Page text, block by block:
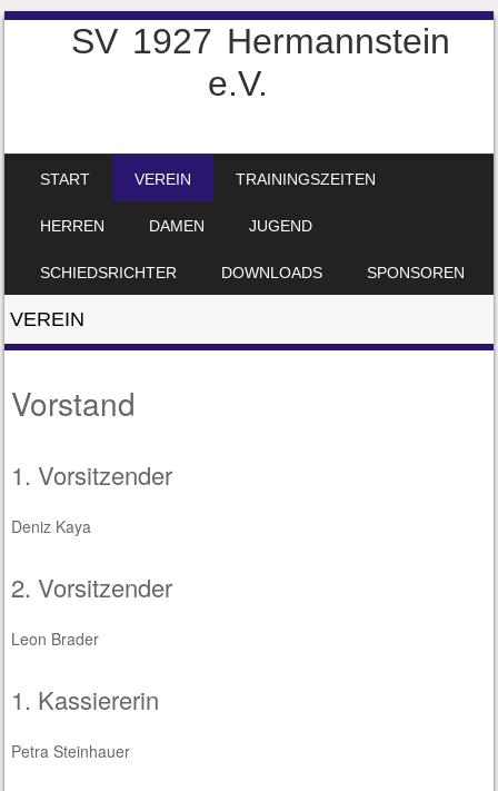
SV 1927 Hermannstein
e.V.
START VEREIN TRAININGSZEITEN
HERREN DAMEN JUGEND
SCHIEDSRICHTER DOWNLOADS SPONSOREN
VEREIN
Vorstand
1. Vorsitzender
Deniz Kaya
2. Vorsitzender
Leon Brader
1. Kassiererin
Petra Steinhauer